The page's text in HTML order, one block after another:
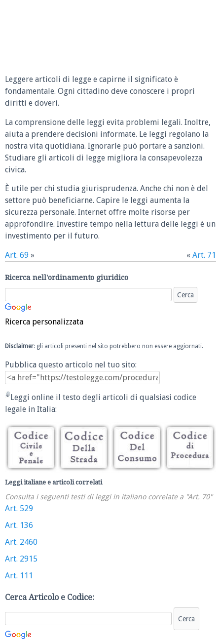
Leggere articoli di legge e capirne il significato è
fondamentale. Ogni cittadino deve conoscere i propri
diritti e doveri.
La comprensione delle leggi evita problemi legali. Inoltre,
aiuta a prendere decisioni informate. Le leggi regolano la
nostra vita quotidiana. Ignorarle può portare a sanzioni.
Studiare gli articoli di legge migliora la consapevolezza
civica.
È utile per chi studia giurisprudenza. Anche chi non è del
settore può beneficiarne. Capire le leggi aumenta la
sicurezza personale. Internet offre molte risorse per
approfondire. Investire tempo nella lettura delle leggi è un
investimento per il futuro.
Art. 69 » « Art. 71
Ricerca nell'ordinamento giuridico
Ricerca personalizzata
Disclaimer: gli articoli presenti nel sito potrebbero non essere aggiornati.
Pubblica questo articolo nel tuo sito:
Leggi online il testo degli articoli di qualsiasi codice
legale in Italia:
Leggi italiane e articoli correlati
Consulta i seguenti testi di leggi in italiano correlate a "Art. 70"
Art. 529
Art. 136
Art. 2460
Art. 2915
Art. 111
Cerca Articolo e Codice: